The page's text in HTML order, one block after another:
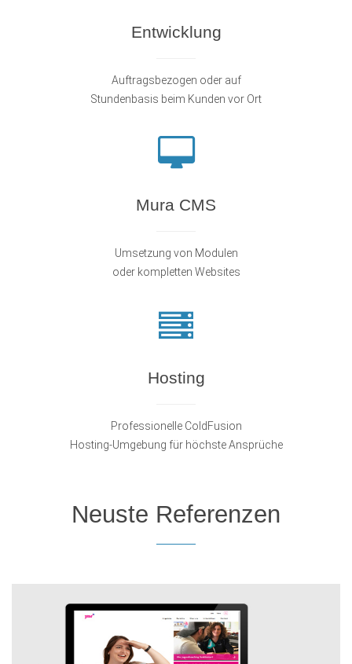
Entwicklung
Auftragsbezogen oder auf
Stundenbasis beim Kunden vor Ort
Mura CMS
Umsetzung von Modulen
oder kompletten Websites
Hosting
Professionelle ColdFusion
Hosting-Umgebung für höchste Ansprüche
Neuste Referenzen